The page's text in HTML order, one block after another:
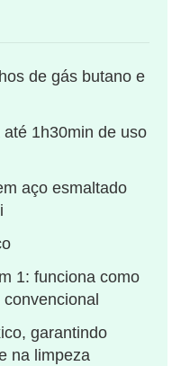
de gás butano e
1h30min de uso
aço esmaltado
1: funciona como
garantindo
na limpeza